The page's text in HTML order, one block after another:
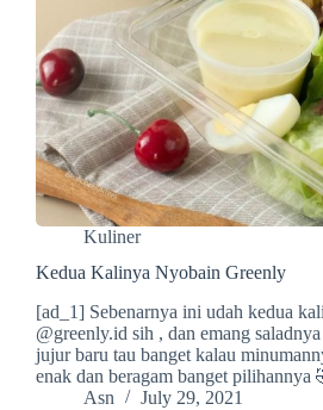
Kuliner
Kedua Kalinya Nyobain Greenly
[ad_1] Sebenarnya ini udah kedua
@greenly.id sih , dan emang
jujur baru tau banget kalau
enak dan beragam banget
Asn
July 29, 2021